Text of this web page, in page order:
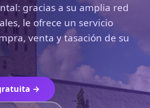
gracias a su amplia red
le ofrece un servicio
venta y tasación de su
→